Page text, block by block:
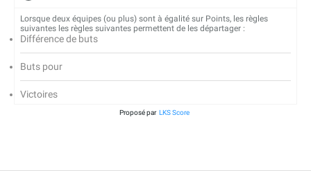
Lorsque deux équipes (ou plus) sont à égalité sur Points, les règles
suivantes les règles suivantes permettent de les départager :
Différence de buts
Buts pour
Victoires
Proposé par LKS Score